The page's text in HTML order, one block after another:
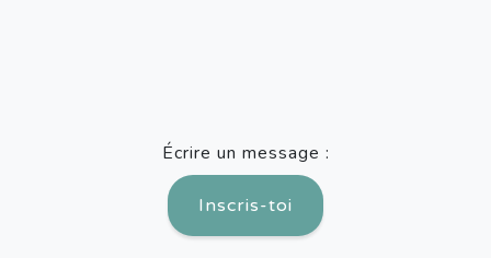
Écrire un message :
Inscris-toi